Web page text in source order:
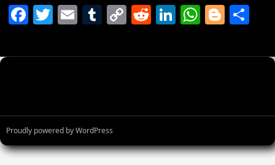
F
c
o
o
k
T
itt
E
ai
T
m
C
p
n
R
d
Li
k
n
W
at
p
Bl
g ar
Proudly powered by WordPress